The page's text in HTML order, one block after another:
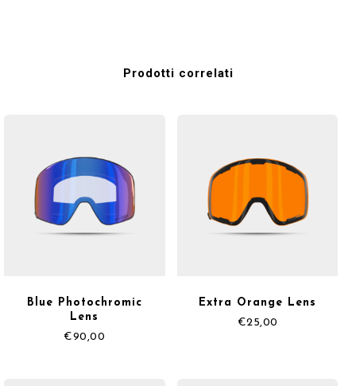
Prodotti correlati
Blue Photochromic
Lens
€90,00
Extra Orange Lens
€25,00